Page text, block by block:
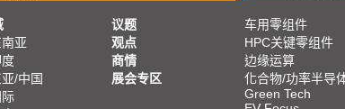
亚
/中国
际
议题
观点
商情
展会专区
车用零组件
HPC关键零组件
边缘运算
化合物/功率半导
Green Tech